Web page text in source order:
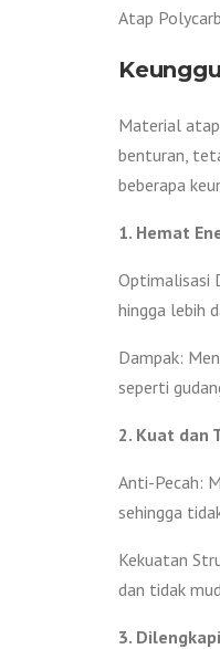
Atap
Material
benturan,
beberapa
1. Hemat
Optimalisasi
hingga lebih
Dampak:
seperti
2. Kuat dan
Anti-Pecah:
sehingga
Kekuatan
dan tidak
3.